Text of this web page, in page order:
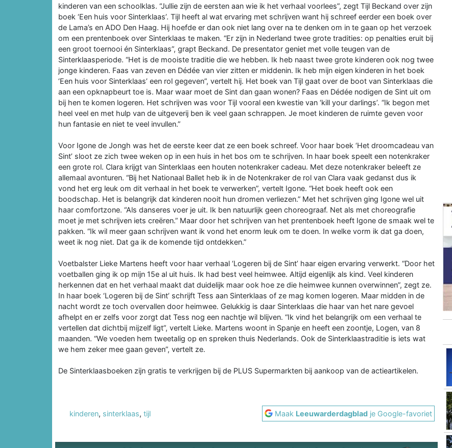
kinderen van een schoolklas. “Jullie zijn de eersten aan wie ik het verhaal voorlees”, zegt Tijl Beckand over zijn
boek ‘Een huis voor Sinterklaas’. Tijl heeft al wat ervaring met schrijven want hij schreef eerder een boek over
de Lama’s en ADO Den Haag. Hij hoefde er dan ook niet lang over na te denken om in te gaan op het verzoek
om een prentenboek over Sinterklaas te maken. “Er zijn in Nederland twee grote tradities: op penalties eruit bij
een groot toernooi én Sinterklaas”, grapt Beckand. De presentator geniet met volle teugen van de
Sinterklaasperiode. “Het is de mooiste traditie die we hebben. Ik heb naast twee grote kinderen ook nog twee
jonge kinderen. Faas van zeven en Dédée van vier zitten er middenin. Ik heb mijn eigen kinderen in het boek
‘Een huis voor Sinterklaas’ een rol gegeven”, vertelt hij. Het boek van Tijl gaat over de boot van Sinterklaas die
aan een opknapbeurt toe is. Maar waar moet de Sint dan gaan wonen? Faas en Dédée nodigen de Sint uit om
bij hen te komen logeren. Het schrijven was voor Tijl vooral een kwestie van ‘kill your darlings’. “Ik begon met
heel veel en met hulp van de uitgeverij ben ik veel gaan schrappen. Je moet kinderen de ruimte geven voor
hun fantasie en niet te veel invullen.”
Voor Igone de Jongh was het de eerste keer dat ze een boek schreef. Voor haar boek ‘Het droomcadeau van
Sint’ sloot ze zich twee weken op in een huis in het bos om te schrijven. In haar boek speelt een notenkraker
een grote rol. Clara krijgt van Sinterklaas een houten notenkraker cadeau. Met deze notenkraker beleeft ze
allemaal avonturen. “Bij het Nationaal Ballet heb ik in de Notenkraker de rol van Clara vaak gedanst dus ik
vond het erg leuk om dit verhaal in het boek te verwerken”, vertelt Igone. “Het boek heeft ook een
boodschap. Het is belangrijk dat kinderen nooit hun dromen verliezen.” Met het schrijven ging Igone wel uit
haar comfortzone. “Als danseres voer je uit. Ik ben natuurlijk geen choreograaf. Net als met choreografie
moet je met schrijven iets creëren.” Maar door het schrijven van het prentenboek heeft Igone de smaak wel te
pakken. “Ik wil meer gaan schrijven want ik vond het enorm leuk om te doen. In welke vorm ik dat ga doen,
weet ik nog niet. Dat ga ik de komende tijd ontdekken.”
Voetbalster Lieke Martens heeft voor haar verhaal ‘Logeren bij de Sint’ haar eigen ervaring verwerkt. “Door het
voetballen ging ik op mijn 15e al uit huis. Ik had best veel heimwee. Altijd eigenlijk als kind. Veel kinderen
herkennen dat en het verhaal maakt dat duidelijk maar ook hoe ze die heimwee kunnen overwinnen”, zegt ze.
In haar boek ‘Logeren bij de Sint’ schrijft Tess aan Sinterklaas of ze mag komen logeren. Maar midden in de
nacht wordt ze toch overvallen door heimwee. Gelukkig is daar Sinterklaas die haar van het nare gevoel
afhelpt en er zelfs voor zorgt dat Tess nog een nachtje wil blijven. “Ik vind het belangrijk om een verhaal te
vertellen dat dichtbij mijzelf ligt”, vertelt Lieke. Martens woont in Spanje en heeft een zoontje, Logen, van 8
maanden. “We voeden hem tweetalig op en spreken thuis Nederlands. Ook de Sinterklaastraditie is iets wat
we hem zeker mee gaan geven”, vertelt ze.
De Sinterklaasboeken zijn gratis te verkrijgen bij de PLUS Supermarkten bij aankoop van de actieartikelen.
kinderen, sinterklaas, tijl Maak Leeuwarderdagblad je Google-favoriet